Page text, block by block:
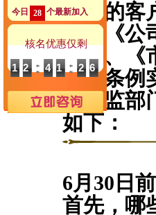
恭喜郑总公司注册成功
恭喜杭州**科技核名成功
恭喜祝小姐 签约公司注册
恭喜杭州*贸易有限公司合规成功
恭喜孙总公司高新申报成功
今日 28 个最新加入
核名优惠仅剩
12 41 25
嘉融的客
根据《公
例》、《
管理条例
向市监部
如下 ：
6月30日
首先，哪